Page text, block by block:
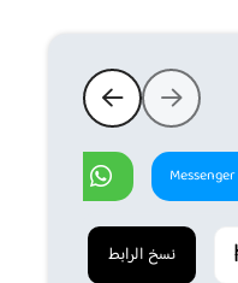
Messenger
نسخ الرابط